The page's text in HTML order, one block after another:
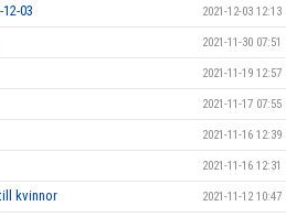
03 2021-12-03 12:13
2021-11-30 07:51
2021-11-19 12:57
2021-11-17 07:55
2021-11-16 12:39
2021-11-16 12:31
kvinnor 2021-11-12 10:47